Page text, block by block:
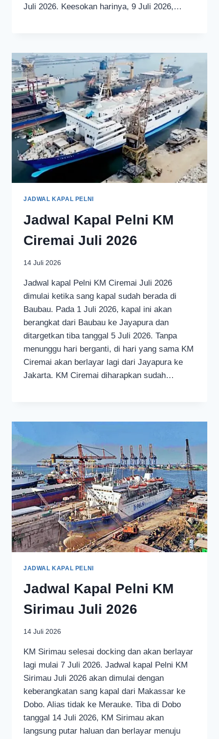
Juli 2026. Keesokan harinya, 9 Juli 2026,…
JADWAL KAPAL PELNI
Jadwal Kapal Pelni KM
Ciremai Juli 2026
14 Juli 2026
Jadwal kapal Pelni KM Ciremai Juli 2026
dimulai ketika sang kapal sudah berada di
Baubau. Pada 1 Juli 2026, kapal ini akan
berangkat dari Baubau ke Jayapura dan
ditargetkan tiba tanggal 5 Juli 2026. Tanpa
menunggu hari berganti, di hari yang sama KM
Ciremai akan berlayar lagi dari Jayapura ke
Jakarta. KM Ciremai diharapkan sudah…
JADWAL KAPAL PELNI
Jadwal Kapal Pelni KM
Sirimau Juli 2026
14 Juli 2026
KM Sirimau selesai docking dan akan berlayar
lagi mulai 7 Juli 2026. Jadwal kapal Pelni KM
Sirimau Juli 2026 akan dimulai dengan
keberangkatan sang kapal dari Makassar ke
Dobo. Alias tidak ke Merauke. Tiba di Dobo
tanggal 14 Juli 2026, KM Sirimau akan
langsung putar haluan dan berlayar menuju